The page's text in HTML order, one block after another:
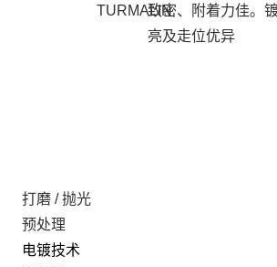
TURMALIN致密、附着力佳。
亮及走位优异
打磨 / 抛光
预处理
电镀技术